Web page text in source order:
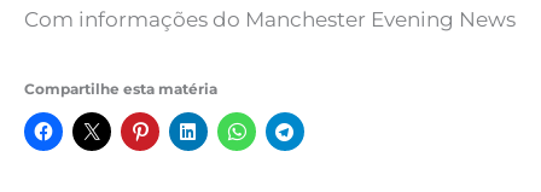
Com informações do Manchester Evening News
Compartilhe esta matéria